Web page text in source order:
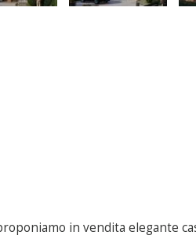
in vendita elegante